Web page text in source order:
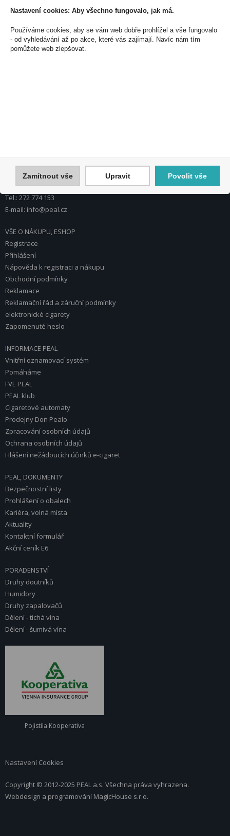
Jednoduše se přihlaste k odběru novinek a využijte
exkluzivních výhod!
Česká republika
Tel.: 272 774 153
E-mail: info@peal.cz
VŠE O NÁKUPU, ESHOP
Registrace
Přihlášení
Nápověda k registraci a nákupu
Obchodní podmínky
Reklamace
Reklamační řád a záruční podmínky
elektronické cigarety
Zapomenuté heslo
INFORMACE PEAL
Vnitřní oznamovací systém
Pomáháme
FVE PEAL
PEAL klub
Cigaretové automaty
Prodejny Don Pealo
Zpracování osobních údajů
Ochrana osobních údajů
Hlášení nežádoucích účinků e-cigaret
PEAL, DOKUMENTY
Bezpečnostní listy
Prohlášení o obalech
Kariéra, volná místa
Aktuality
Kontaktní formulář
Akční ceník E6
PORADENSTVÍ
Druhy doutníků
Humidory
Druhy zapalovačů
Dělení - tichá vína
Dělení - šumivá vína
Pojistila Kooperativa
Nastavení Cookies
Copyright © 2012-2025 PEAL a.s. Všechna práva vyhrazena.
Webdesign a programování MagicHouse s.r.o.
Nastavení cookies: Aby všechno fungovalo, jak má.
Používáme cookies, aby se vám web dobře prohlížel a vše fungovalo
- od vyhledávání až po akce, které vás zajímají. Navíc nám tím
pomůžete web zlepšovat.
Zamítnout vše Upravit Povolit vše